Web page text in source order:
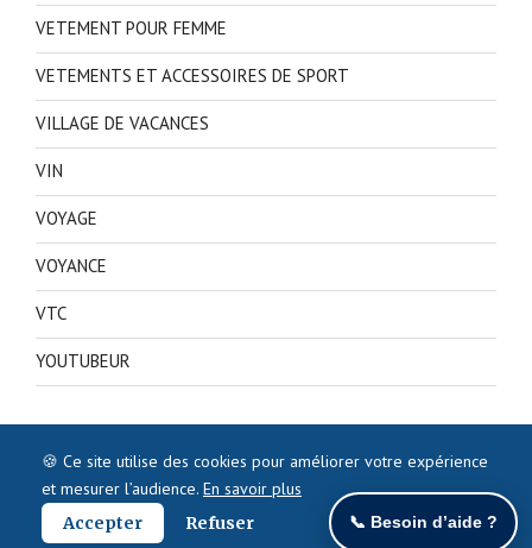
VETEMENT POUR FEMME
VETEMENTS ET ACCESSOIRES DE SPORT
VILLAGE DE VACANCES
VIN
VOYAGE
VOYANCE
VTC
YOUTUBEUR
🍪 Ce site utilise des cookies pour améliorer votre expérience
et mesurer l’audience. En savoir plus
Accepter
Refuser 📞 Besoin d’aide ?